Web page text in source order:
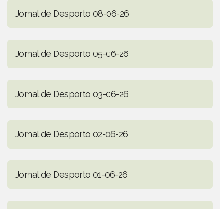
Jornal de Desporto 08-06-26
Jornal de Desporto 05-06-26
Jornal de Desporto 03-06-26
Jornal de Desporto 02-06-26
Jornal de Desporto 01-06-26